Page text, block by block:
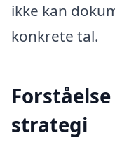
ikke kan
konkrete tal.
strategi